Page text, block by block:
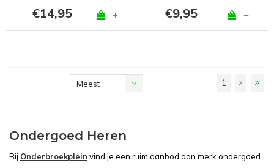
€14,95 + €9,95 +
Meest
1
Ondergoed Heren
Bij Onderbroekplein vind je een ruim aanbod aan merk ondergoed